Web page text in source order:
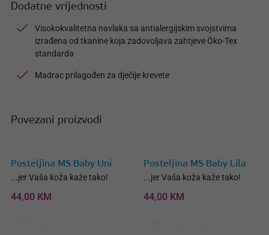
Dodatne vrijednosti
Visokokvalitetna navlaka sa antialergijskim svojstvima
izrađena od tkanine koja zadovoljava zahtjeve Öko-Tex
standarda
Madrac prilagođen za dječije krevete
Povezani proizvodi
Posteljina MS Baby Uni
...jer Vaša koža kaže tako!
44,00 KM
Posteljina MS Baby Lila
...jer Vaša koža kaže tako!
44,00 KM